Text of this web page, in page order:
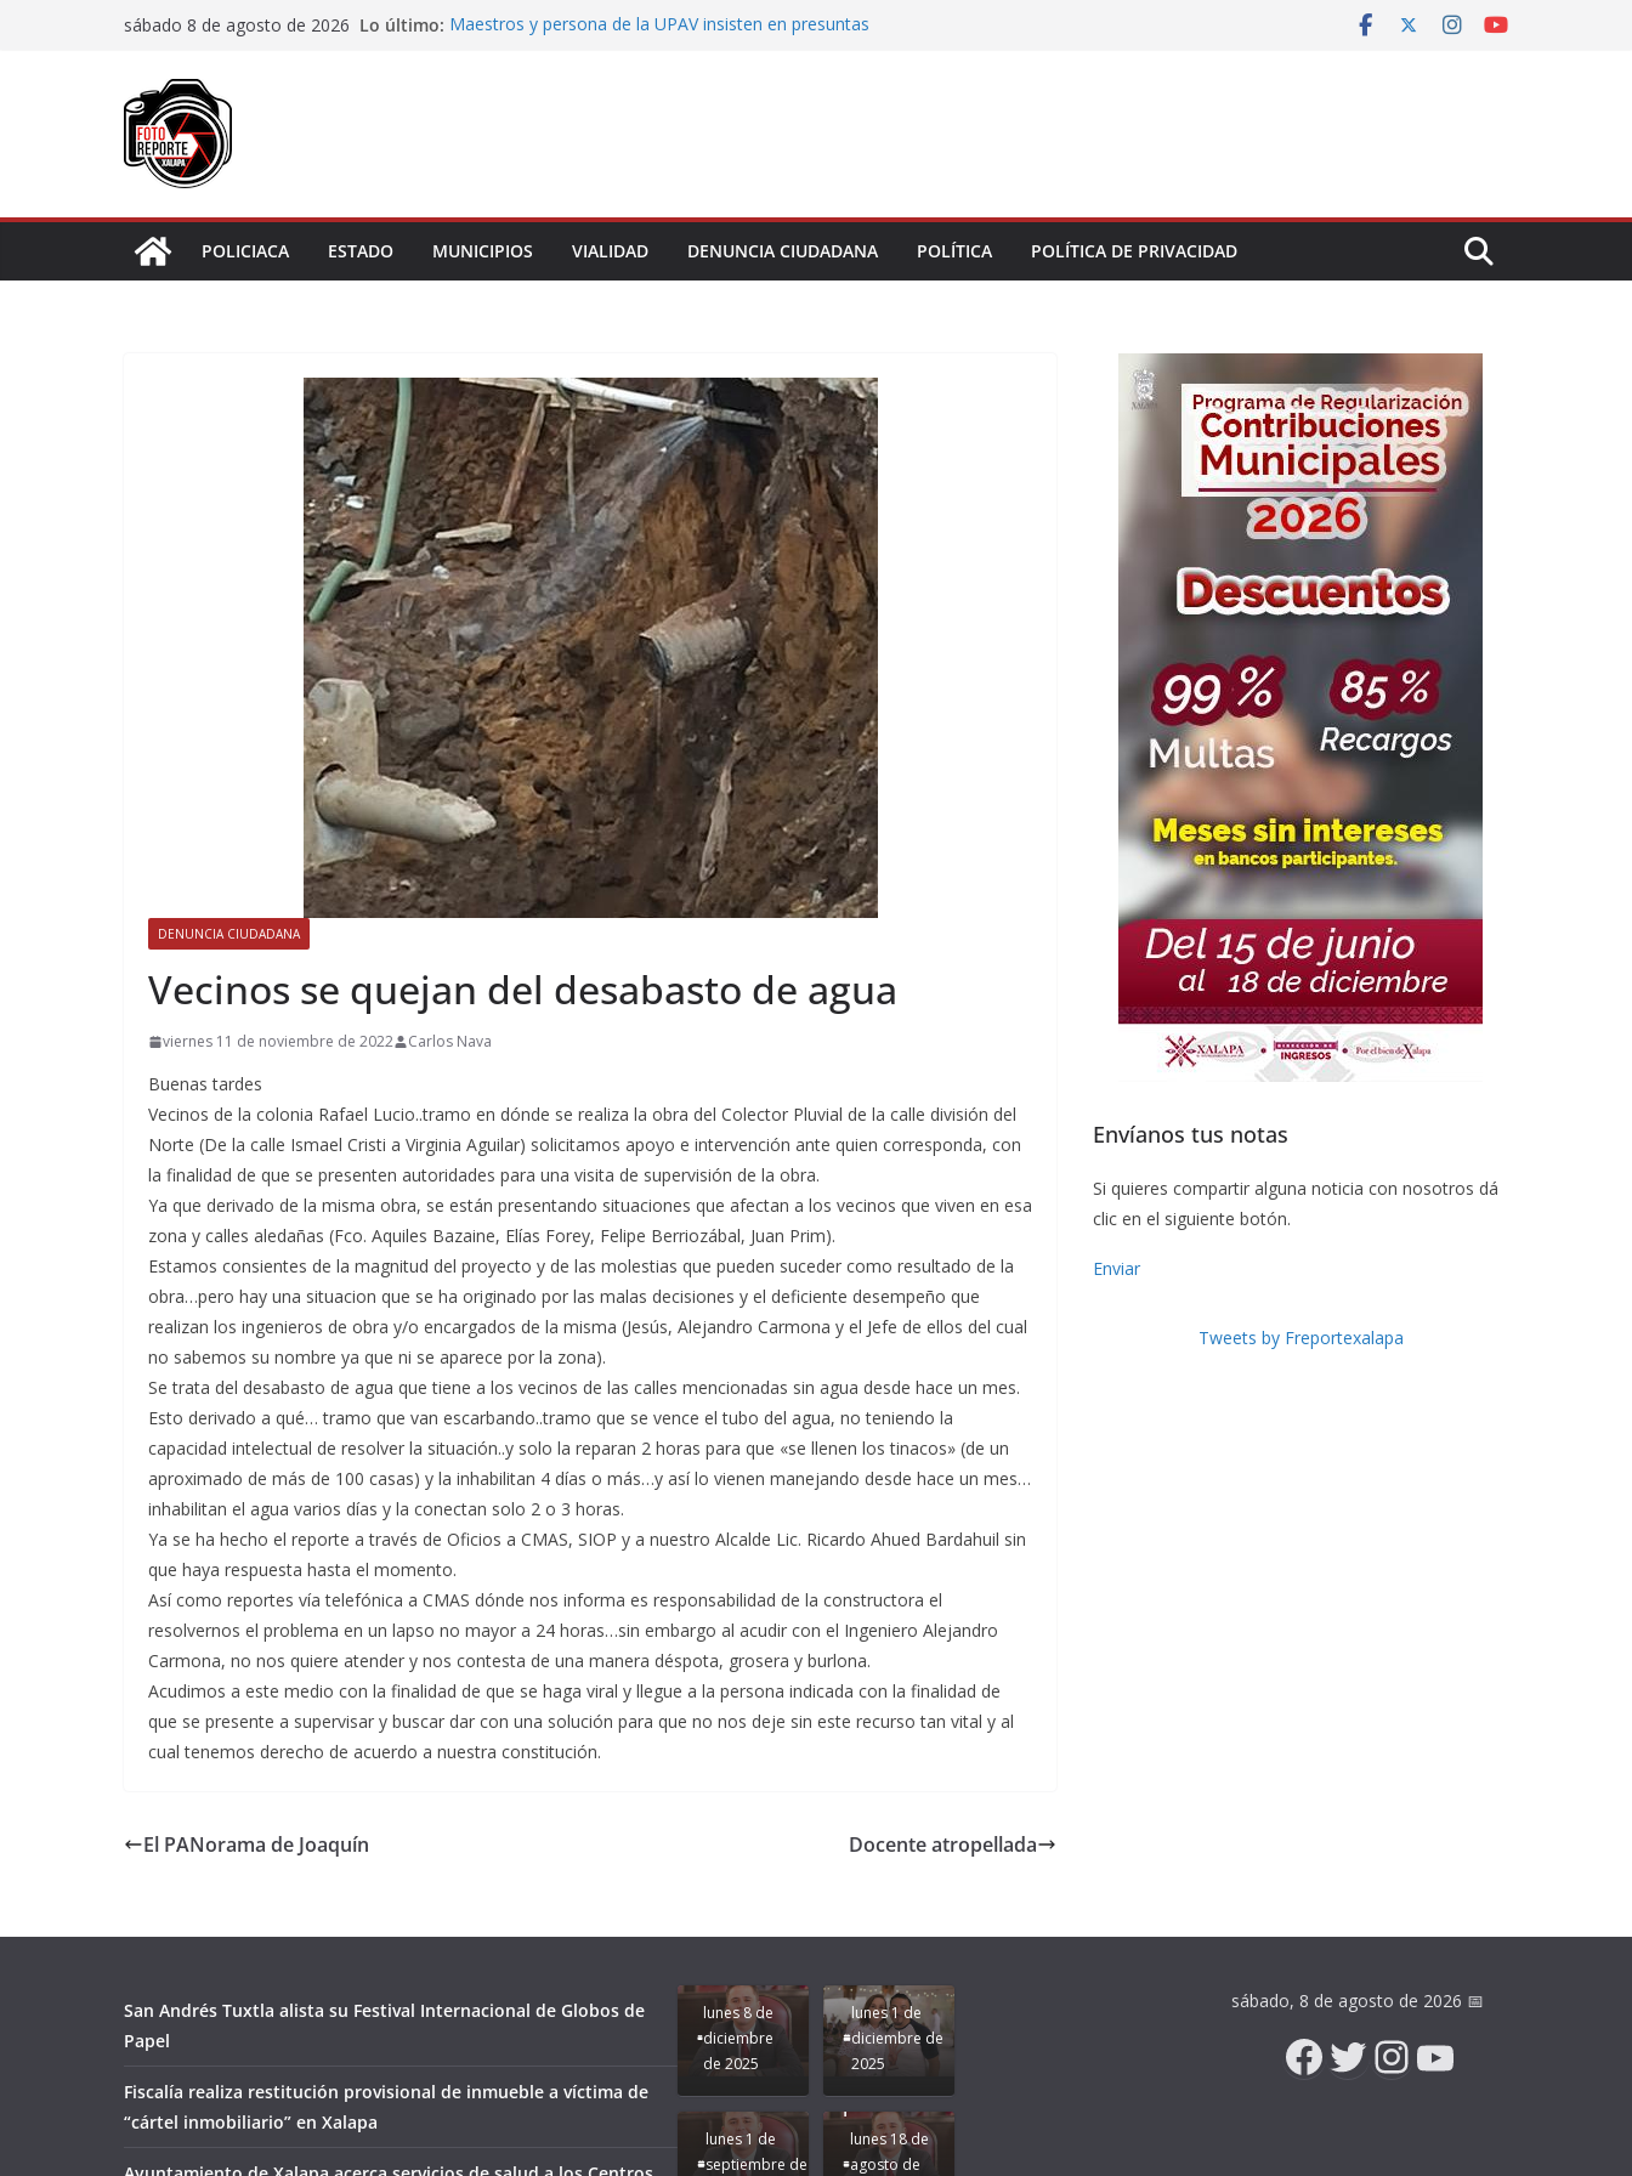
sábado 8 de agosto de 2026 Lo último: Maestros y persona de la UPAV insisten en presuntas
Impulsa Ayuntamiento de Veracruz la cultura de la prevención
en la niñez del municipio
POLICIACA ESTADO MUNICIPIOS VIALIDAD DENUNCIA CIUDADANA POLÍTICA POLÍTICA DE PRIVACIDAD
DENUNCIA CIUDADANA
Vecinos se quejan del desabasto de agua
viernes 11 de noviembre de 2022 Carlos Nava
Buenas tardes
Vecinos de la colonia Rafael Lucio..tramo en dónde se realiza la obra del Colector Pluvial de la calle división del
Norte (De la calle Ismael Cristi a Virginia Aguilar) solicitamos apoyo e intervención ante quien corresponda, con
la finalidad de que se presenten autoridades para una visita de supervisión de la obra.
Ya que derivado de la misma obra, se están presentando situaciones que afectan a los vecinos que viven en esa
zona y calles aledañas (Fco. Aquiles Bazaine, Elías Forey, Felipe Berriozábal, Juan Prim).
Estamos consientes de la magnitud del proyecto y de las molestias que pueden suceder como resultado de la
obra…pero hay una situacion que se ha originado por las malas decisiones y el deficiente desempeño que
realizan los ingenieros de obra y/o encargados de la misma (Jesús, Alejandro Carmona y el Jefe de ellos del cual
no sabemos su nombre ya que ni se aparece por la zona).
Se trata del desabasto de agua que tiene a los vecinos de las calles mencionadas sin agua desde hace un mes.
Esto derivado a qué… tramo que van escarbando..tramo que se vence el tubo del agua, no teniendo la
capacidad intelectual de resolver la situación..y solo la reparan 2 horas para que «se llenen los tinacos» (de un
aproximado de más de 100 casas) y la inhabilitan 4 días o más…y así lo vienen manejando desde hace un mes…
inhabilitan el agua varios días y la conectan solo 2 o 3 horas.
Ya se ha hecho el reporte a través de Oficios a CMAS, SIOP y a nuestro Alcalde Lic. Ricardo Ahued Bardahuil sin
que haya respuesta hasta el momento.
Así como reportes vía telefónica a CMAS dónde nos informa es responsabilidad de la constructora el
resolvernos el problema en un lapso no mayor a 24 horas…sin embargo al acudir con el Ingeniero Alejandro
Carmona, no nos quiere atender y nos contesta de una manera déspota, grosera y burlona.
Acudimos a este medio con la finalidad de que se haga viral y llegue a la persona indicada con la finalidad de
que se presente a supervisar y buscar dar con una solución para que no nos deje sin este recurso tan vital y al
cual tenemos derecho de acuerdo a nuestra constitución.
El PANorama de Joaquín Docente atropellada
Envíanos tus notas
Si quieres compartir alguna noticia con nosotros dá
clic en el siguiente botón.
Enviar
Tweets by Freportexalapa
San Andrés Tuxtla alista su Festival Internacional de Globos de
Papel
Fiscalía realiza restitución provisional de inmueble a víctima de
“cártel inmobiliario” en Xalapa
lunes 8 de
diciembre
de 2025
lunes 1 de
diciembre de
2025
Apoyo y
Seguimos la
Ruta que
Marca
Nuestra
Rocío Nahle.
lunes 1 de
septiembre de
Pongamos
de moda;
San
Andrés
Tuxtla
presente.
lunes 18 de
agosto de
sábado, 8 de agosto de 2026 📅
Facebook
Twitter
Instagram
YouTube